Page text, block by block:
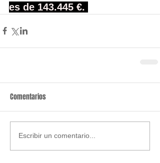
es de 143.445 €.
Comentarios
Escribir un comentario...